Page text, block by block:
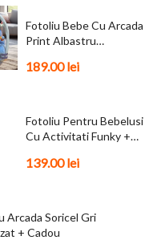
Fotoliu Bebe Cu Arcada
Print Albastru
189.00lei
Fotoliu Pentru Bebelusi
Cu Activitati Funky +
139.00lei
Arcada Soricel Gri
+ Cadou